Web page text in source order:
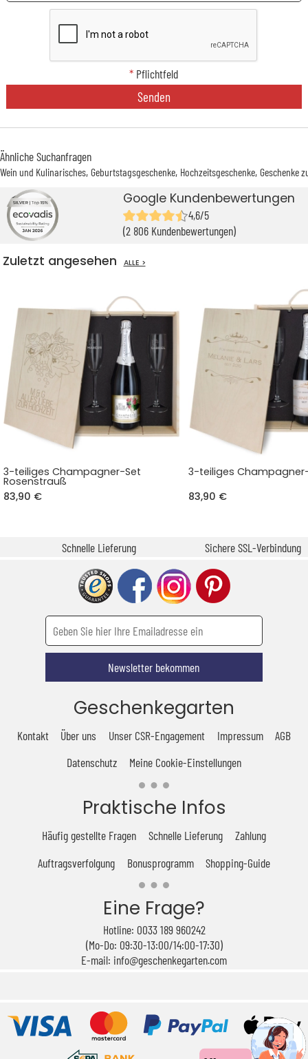
* Pflichtfeld
Senden
Ähnliche Suchanfragen
Wein und Kulinarisches Geburtstagsgeschenke Hochzeitsgeschenke Geschenke
Google Kundenbewertungen
4,6/5
(2 806 Kundenbewertungen)
Zuletzt angesehen ALLE >
3-teiliges Champagner-Set
Rosenstrauß
83,90 €
3-teiliges
83,90 €
Schnelle Lieferung Sichere SSL-Verbindung
Newsletter bekommen
Geschenkegarten
Kontakt Über uns Unser CSR-Engagement Impressum
AGB
Datenschutz
Meine Cookie-Einstellungen
Praktische Infos
Häufig gestellte Fragen Schnelle Lieferung
Zahlung
Auftragsverfolgung
Bonusprogramm Shopping-Guide
Eine Frage?
Hotline: 0033 189 960242
(Mo-Do: 09:30-13:00/14:00-17:30)
E-mail: info@geschenkegarten.com